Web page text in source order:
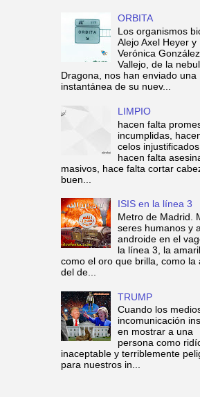
ORBITA
Los organismos
Alejo Axel Heyer y
Verónica
Vallejo, de la
Dragona, nos han enviado una
instantánea de su nuev...
LIMPIO
hacen falta
incumplidas,
celos injustificados,
hacen falta
masivos, hace falta cortar
buen...
ISIS en la línea 3
Metro de Madrid.
seres humanos y
androide en el
la línea 3, la
como el oro que brilla, como la
del de...
TRUMP
Cuando los
incomunicación
en mostrar a una
persona como
inaceptable y terriblemente
para nuestros in...